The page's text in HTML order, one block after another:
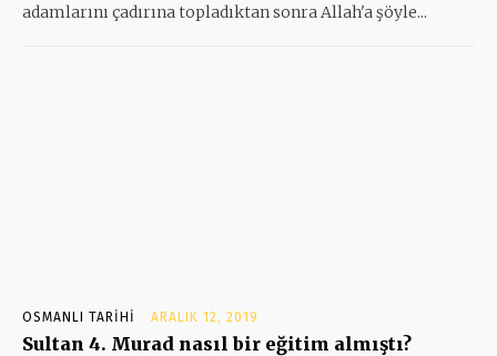
adamlarını çadırına topladıktan sonra Allah'a şöyle...
OSMANLI TARIHI ARALIK 12, 2019
Sultan 4. Murad nasıl bir eğitim almıştı?